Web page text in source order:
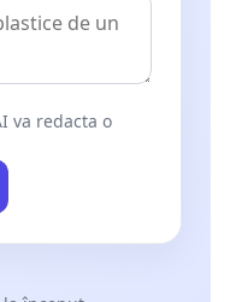
va redacta o